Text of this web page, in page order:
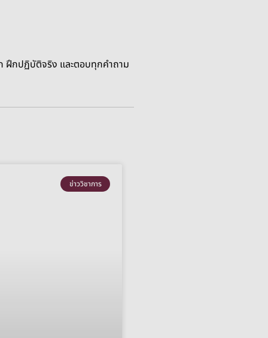
ฝึกปฏิบัติจริง และตอบทุกคำถาม
ข่าววิชาการ